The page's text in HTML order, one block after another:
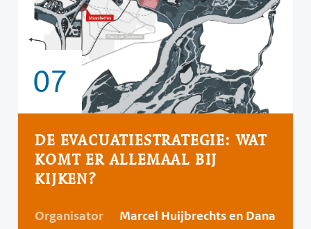
07
DE EVACUATIESTRATEGIE: WAT
KOMT ER ALLEMAAL BIJ
KIJKEN?
Organisator
Marcel Huijbrechts en Dana